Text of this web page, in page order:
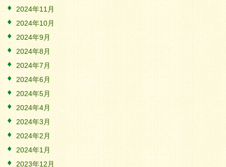
2024年11月
2024年10月
2024年9月
2024年8月
2024年7月
2024年6月
2024年5月
2024年4月
2024年3月
2024年2月
2024年1月
2023年12月